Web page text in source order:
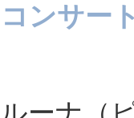
ンサー